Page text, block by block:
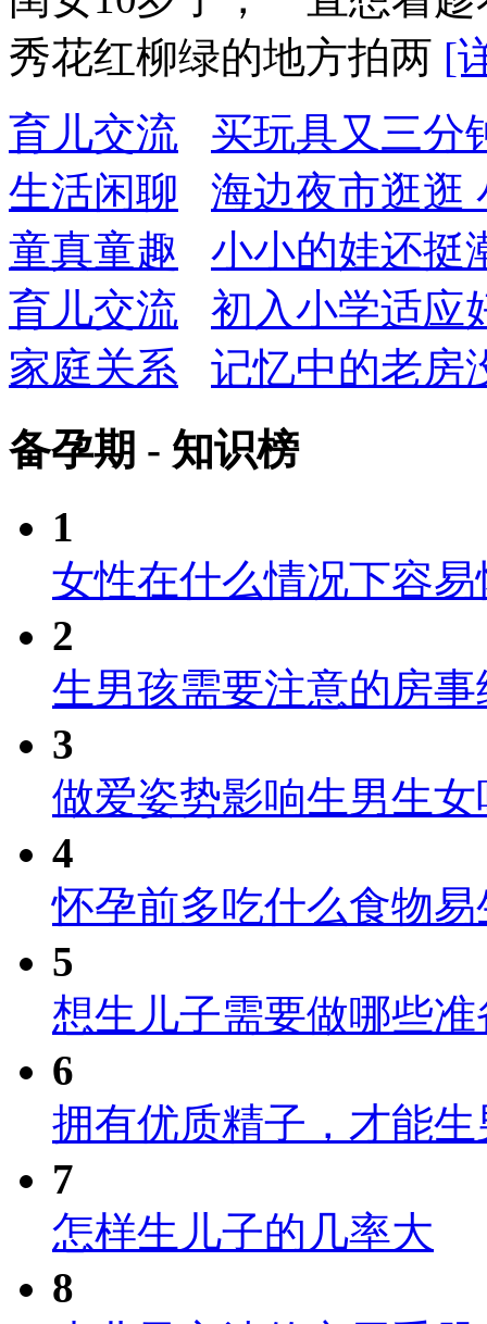
秀花红柳绿的地方拍两 [
育儿交流
买玩具又三分
生活闲聊
海边夜市逛逛
童真童趣
小小的娃还挺
育儿交流
初入小学适应
家庭关系
记忆中的老房
备孕期 - 知识榜
1
女性在什么情况下容
2
生男孩需要注意的房事
3
做爱姿势影响生男生女
4
怀孕前多吃什么食物
5
想生儿子需要做哪些
6
拥有优质精子，才能
7
怎样生儿子的几率大
8